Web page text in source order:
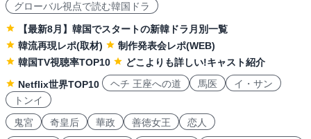
グローバル視点で読む韓国ドラ
【最新8月】韓国でスタートの新韓ドラ月別一覧
韓流再現レポ(取材)
制作発表会レポ(WEB)
韓国TV視聴率TOP10
どこよりも詳しい!キャスト紹介
Netflix世界TOP10
ヘチ 王座への道 馬医
イ・サン
トンイ
鬼宮
奇皇后 華政 善徳女王 恋人